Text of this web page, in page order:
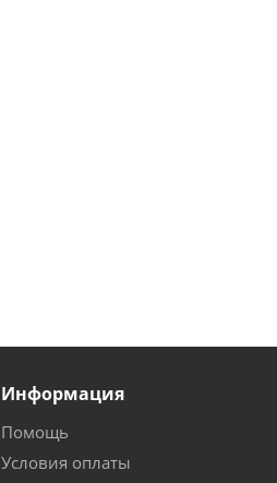
Информация
Помощь
Условия оплаты